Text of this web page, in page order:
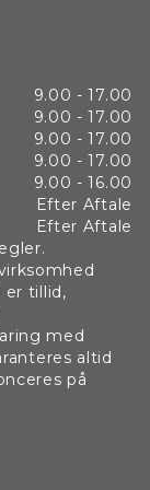
Ligeledes ved
god.
men vi
små klitter.
til på
Julbækhus
Det er et
Teglstrup
skov med
Kohaven. Her
du kan
fugle og
at besøge.
sig selv, så
Marienlyst som
gæster til
9.00 - 17.00
9.00 - 17.00
9.00 - 17.00
9.00 - 17.00
9.00 - 16.00
Efter Aftale
Efter Aftale
er tillid,
med
altid
på